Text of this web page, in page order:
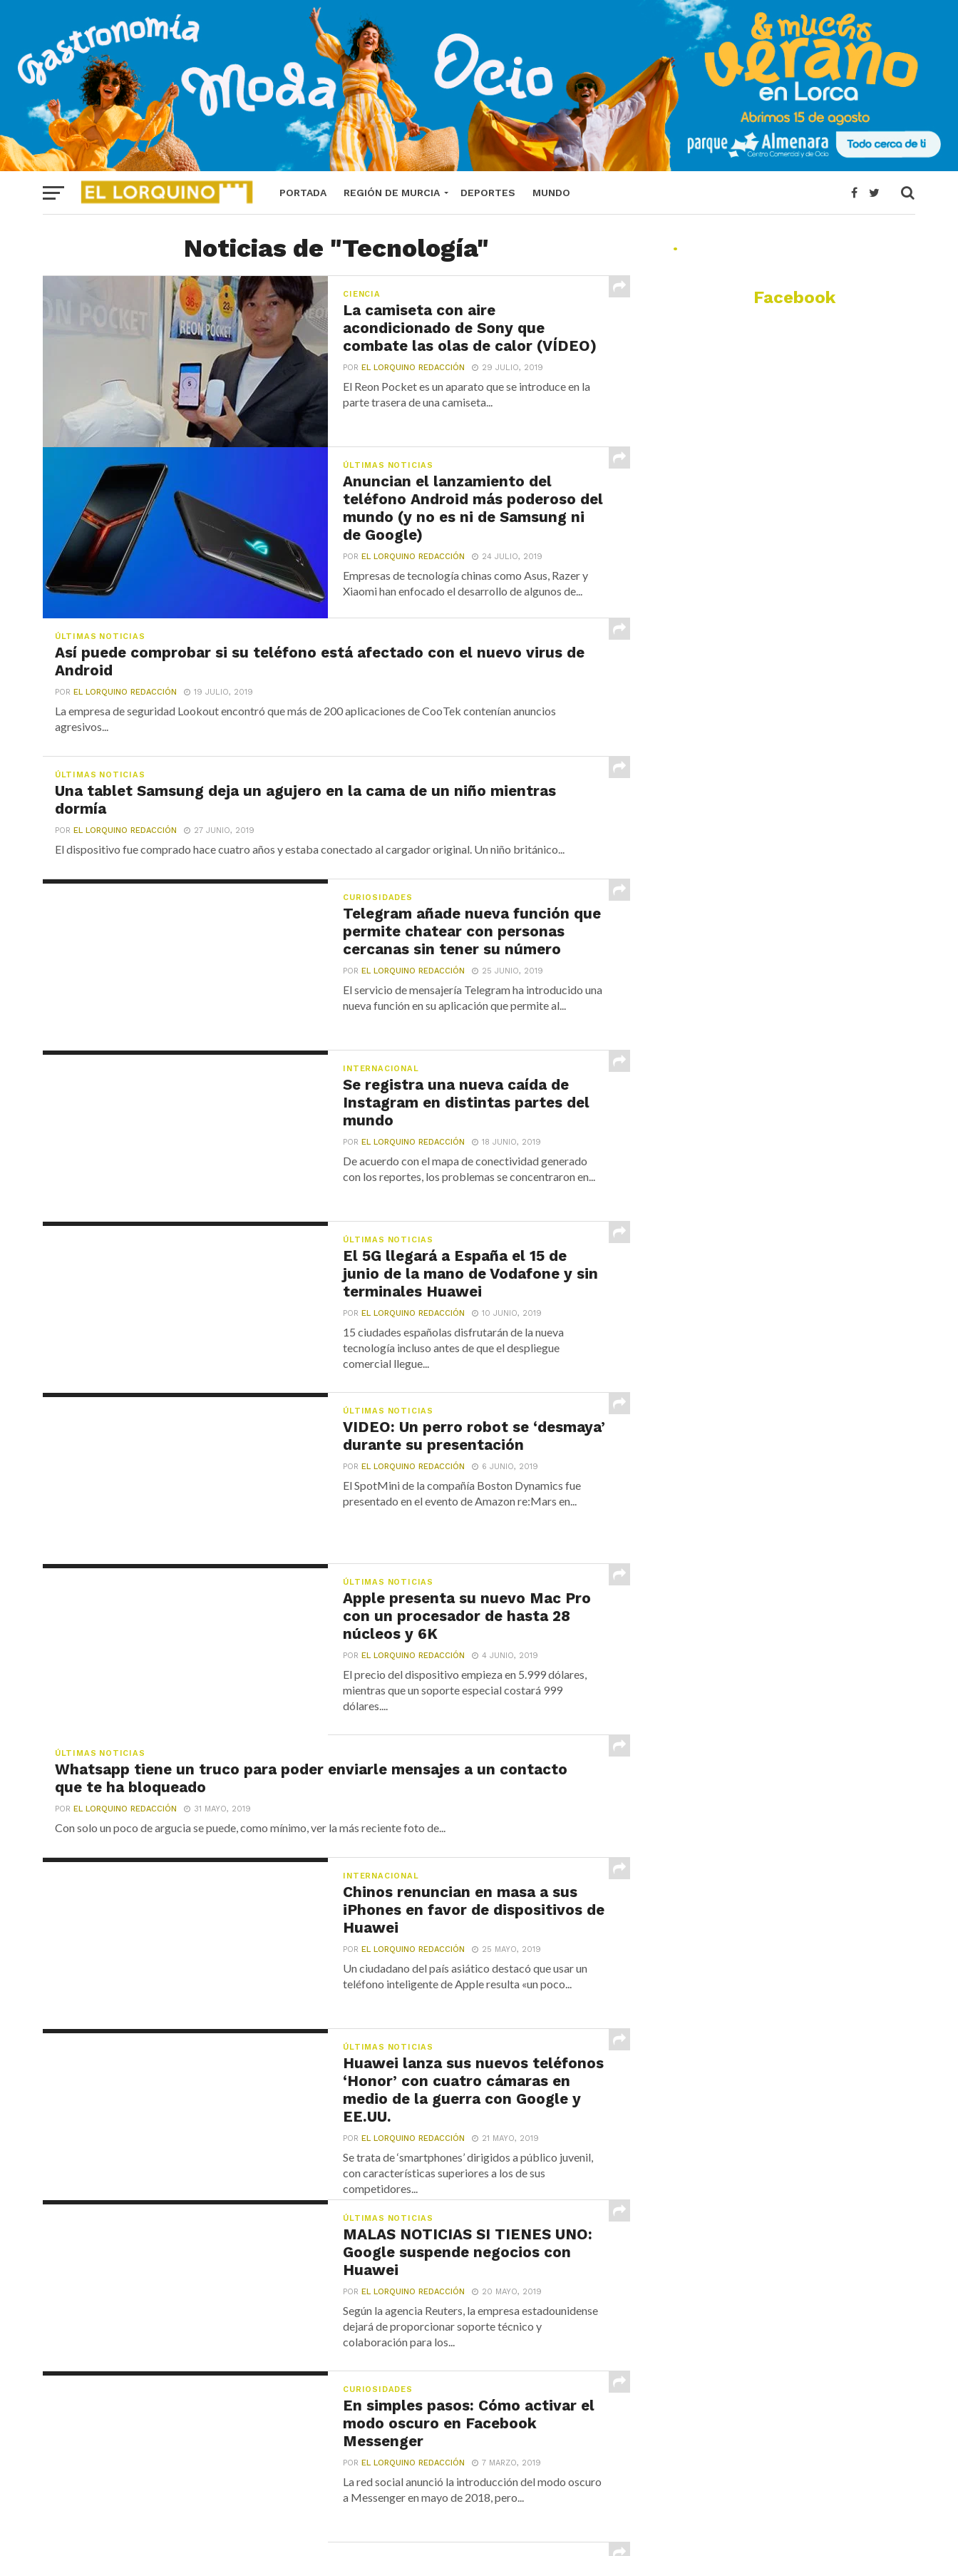
PORTADA REGIÓN DE MURCIA DEPORTES MUNDO
Noticias de "Tecnología"
CIENCIA
La camiseta con aire
acondicionado de Sony que
combate las olas de calor (VÍDEO)
POREL LORQUINO REDACCIÓN 29 JULIO, 2019
El Reon Pocket es un aparato que se introduce en la
parte trasera de una camiseta...
ÚLTIMAS NOTICIAS
Anuncian el lanzamiento del
teléfono Android más poderoso del
mundo (y no es ni de Samsung ni
de Google)
POREL LORQUINO REDACCIÓN 24 JULIO, 2019
Empresas de tecnología chinas como Asus, Razer y
Xiaomi han enfocado el desarrollo de algunos de...
ÚLTIMAS NOTICIAS
Así puede comprobar si su teléfono está afectado con el nuevo virus de
Android
POR EL LORQUINO REDACCIÓN 19 JULIO, 2019
La empresa de seguridad Lookout encontró que más de 200 aplicaciones de CooTek contenían anuncios
agresivos...
ÚLTIMAS NOTICIAS
Una tablet Samsung deja un agujero en la cama de un niño mientras
dormía
POR EL LORQUINO REDACCIÓN 27 JUNIO, 2019
El dispositivo fue comprado hace cuatro años y estaba conectado al cargador original. Un niño británico...
CURIOSIDADES
Telegram añade nueva función que
permite chatear con personas
cercanas sin tener su número
POREL LORQUINO REDACCIÓN 25 JUNIO, 2019
El servicio de mensajería Telegram ha introducido una
nueva función en su aplicación que permite al...
INTERNACIONAL
Se registra una nueva caída de
Instagram en distintas partes del
mundo
POREL LORQUINO REDACCIÓN 18 JUNIO, 2019
De acuerdo con el mapa de conectividad generado
con los reportes, los problemas se concentraron en...
ÚLTIMAS NOTICIAS
El 5G llegará a España el 15 de
junio de la mano de Vodafone y sin
terminales Huawei
POREL LORQUINO REDACCIÓN 10 JUNIO, 2019
15 ciudades españolas disfrutarán de la nueva
tecnología incluso antes de que el despliegue
comercial llegue...
ÚLTIMAS NOTICIAS
VIDEO: Un perro robot se ‘desmaya’
durante su presentación
POREL LORQUINO REDACCIÓN 6 JUNIO, 2019
El SpotMini de la compañía Boston Dynamics fue
presentado en el evento de Amazon re:Mars en...
ÚLTIMAS NOTICIAS
Apple presenta su nuevo Mac Pro
con un procesador de hasta 28
núcleos y 6K
POREL LORQUINO REDACCIÓN 4 JUNIO, 2019
El precio del dispositivo empieza en 5.999 dólares,
mientras que un soporte especial costará 999
dólares....
ÚLTIMAS NOTICIAS
Whatsapp tiene un truco para poder enviarle mensajes a un contacto
que te ha bloqueado
POR EL LORQUINO REDACCIÓN 31 MAYO, 2019
Con solo un poco de argucia se puede, como mínimo, ver la más reciente foto de...
INTERNACIONAL
Chinos renuncian en masa a sus
iPhones en favor de dispositivos de
Huawei
POREL LORQUINO REDACCIÓN 25 MAYO, 2019
Un ciudadano del país asiático destacó que usar un
teléfono inteligente de Apple resulta «un poco...
ÚLTIMAS NOTICIAS
Huawei lanza sus nuevos teléfonos
‘Honor’ con cuatro cámaras en
medio de la guerra con Google y
EE.UU.
POREL LORQUINO REDACCIÓN 21 MAYO, 2019
Se trata de ‘smartphones’ dirigidos a público juvenil,
con características superiores a los de sus
competidores...
ÚLTIMAS NOTICIAS
MALAS NOTICIAS SI TIENES UNO:
Google suspende negocios con
Huawei
POREL LORQUINO REDACCIÓN 20 MAYO, 2019
Según la agencia Reuters, la empresa estadounidense
dejará de proporcionar soporte técnico y
colaboración para los...
CURIOSIDADES
En simples pasos: Cómo activar el
modo oscuro en Facebook
Messenger
POREL LORQUINO REDACCIÓN 7 MARZO, 2019
La red social anunció la introducción del modo oscuro
a Messenger en mayo de 2018, pero...
.
Facebook